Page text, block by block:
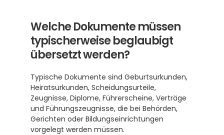
Welche Dokumente müssen
typischerweise beglaubigt
übersetzt werden?
Typische Dokumente sind Geburtsurkunden,
Heiratsurkunden, Scheidungsurteile,
Zeugnisse, Diplome, Führerscheine, Verträge
und Führungszeugnisse, die bei Behörden,
Gerichten oder Bildungseinrichtungen
vorgelegt werden müssen.